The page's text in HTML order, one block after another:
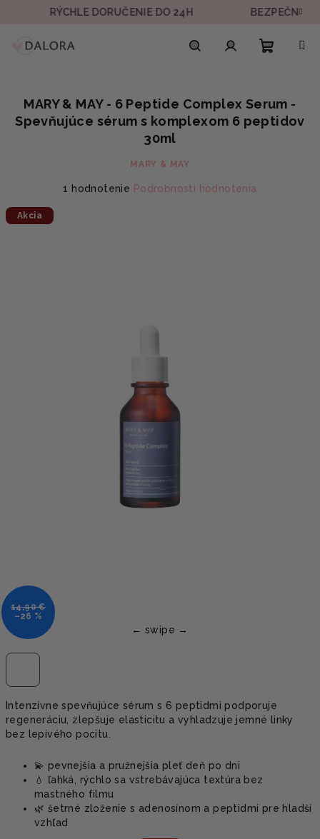
RÝCHLE DORUČENIE DO 24H BEZPEČNÁ PLATBA
košík
Intenzívne spevňujúce sérum s 6 peptidmi podporuje
regeneráciu, zlepšuje elasticitu a vyhladzuje jemné linky
bez lepivého pocitu.
💫 pevnejšia a pružnejšia pleť deň po dni
💧 ľahká, rýchlo sa vstrebávajúca textúra bez
mastného filmu
🌿 šetrné zloženie s adenosínom a peptidmi pre hladší
vzhľad
MARY & MAY - 6 Peptide Complex Serum -
Spevňujúce sérum s komplexom 6 peptidov
30ml
MARY & MAY
Priemerné
1 hodnotenie Podrobnosti hodnotenia
Akcia
14,90 €
–26 %